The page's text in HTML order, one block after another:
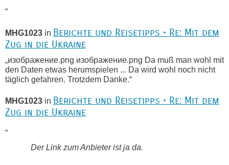
“
MHG1023 in Berichte und Reisetipps • Re: Mit dem
Zug in die Ukraine
„изображение.png изображение.png Da muß man wohl mit
den Daten etwas herumspielen ... Da wird wohl noch nicht
täglich gefahren. Trotzdem Danke.“
MHG1023 in Berichte und Reisetipps • Re: Mit dem
Zug in die Ukraine
„
Der Link zum Anbieter ist ja da.